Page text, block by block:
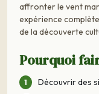
affronter le vent
expérience
de la découverte
Pourquoi
Découvrir des